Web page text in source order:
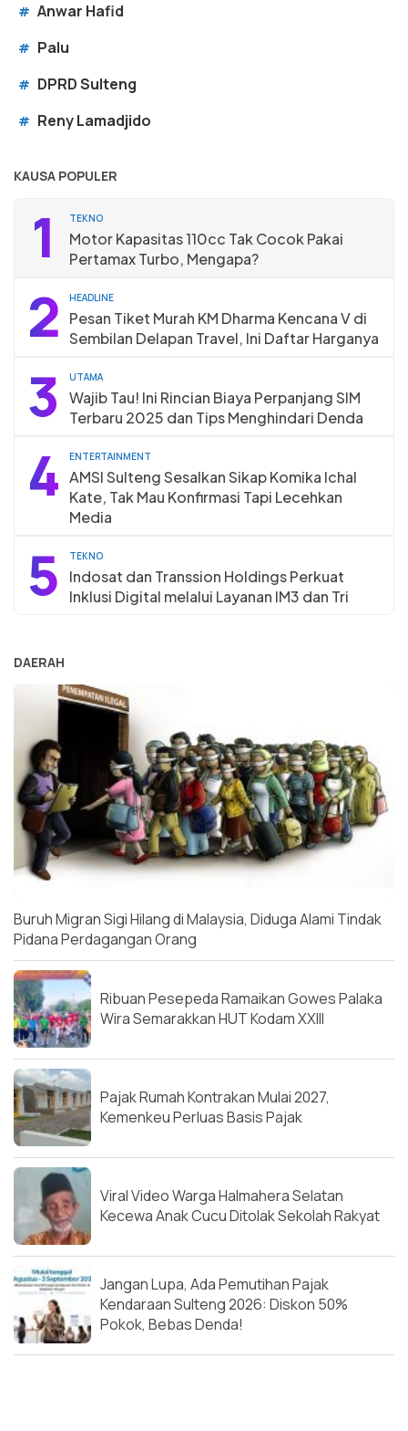
# Anwar Hafid
# Palu
# DPRD Sulteng
# Reny Lamadjido
KAUSA POPULER
1 TEKNO
Motor Kapasitas 110cc Tak Cocok Pakai
Pertamax Turbo, Mengapa?
2 HEADLINE
Pesan Tiket Murah KM Dharma Kencana V di
Sembilan Delapan Travel, Ini Daftar Harganya
3 UTAMA
Wajib Tau! Ini Rincian Biaya Perpanjang SIM
Terbaru 2025 dan Tips Menghindari Denda
4 ENTERTAINMENT
AMSI Sulteng Sesalkan Sikap Komika Ichal
Kate, Tak Mau Konfirmasi Tapi Lecehkan
Media
5 TEKNO
Indosat dan Transsion Holdings Perkuat
Inklusi Digital melalui Layanan IM3 dan Tri
DAERAH
Buruh Migran Sigi Hilang di Malaysia, Diduga Alami Tindak
Pidana Perdagangan Orang
Ribuan Pesepeda Ramaikan Gowes Palaka
Wira Semarakkan HUT Kodam XXIII
Pajak Rumah Kontrakan Mulai 2027,
Kemenkeu Perluas Basis Pajak
Viral Video Warga Halmahera Selatan
Kecewa Anak Cucu Ditolak Sekolah Rakyat
Jangan Lupa, Ada Pemutihan Pajak
Kendaraan Sulteng 2026: Diskon 50%
Pokok, Bebas Denda!